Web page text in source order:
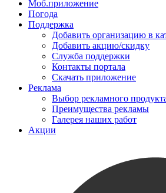
Моб.приложение
Погода
Поддержка
Добавить организацию в
Добавить акцию/скидку
Служба поддержки
Контакты портала
Скачать приложение
Реклама
Выбор рекламного
Преимущества рекламы
Галерея наших работ
Акции